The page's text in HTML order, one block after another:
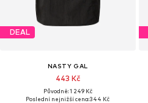
DEAL
NASTY GAL
443 Kč
Původně: 1 249 Kč
Poslední nejnižší cena:344 Kč